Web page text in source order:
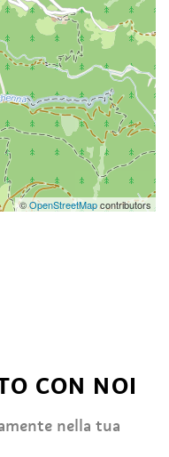
©OpenStreetMapcontributors
CON NOI
nella tua